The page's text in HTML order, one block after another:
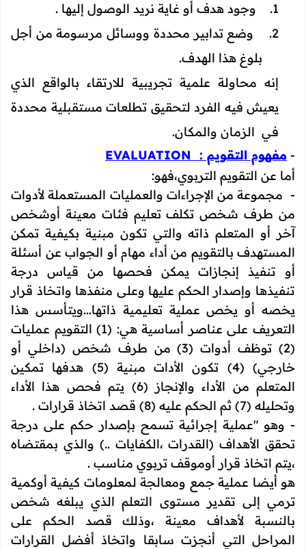
1.
وجود هدف أو غاية نريد الوصول إليها .
2.
وضع تدابير محددة ووسائل مرسومة من أجل
بلوغ هذا الهدف.
إنه محاولة علمية تجريبية للارتقاء بالواقع الذي
يعيش فيه الفرد لتحقيق تطلعات مستقبلية محددة
في الزمان والمكان.
- مفهوم التقويم :
EVALUATION
أما عن التقويم التربوي،فهو:
- مجموعة من الإجراءات والعمليات المستعملة لأدوات
من طرف شخص تكلف تعليم فئات معينة أوشخص
آخر أو المتعلم ذاته والتي تكون مبنية بكيفية تمكن
المستهدف بالتقويم من أداء مهام أو الجواب عن أسئلة
أو تنفيذ إنجازات يمكن فحصها من قياس درجة
تنفيذها وإصدار الحكم عليها وعلى منفذها واتخاذ قرار
يخصه أو يخص عملية تعليمية ذاتها...ويتأسس هذا
التعريف على عناصر أساسية هي: (1) التقويم عمليات
(2) توظف أدوات (3) من طرف شخص (داخلي أو
خارجي) (4) تكون الأدات مبنية (5) هدفها تمكين
المتعلم من الأداء والإنجاز (6) يتم فحص هذا الأداء
وتحليله (7) ثم الحكم عليه (8) قصد اتخاذ قرارات .
- وهو "عملية إجرائية تسمح بإصدار حكم على درجة
تحقق الأهداف (القدرات ،الكفايات ..) والذي بمقتضاه
،يتم اتخاذ قرار أوموقف تربوي مناسب .
هو أيضا عملية جمع ومعالجة لمعلومات كيفية أوكمية
ترمي إلى تقدير مستوى التعلم الذي يبلغه شخص
بالنسبة لأهداف معينة ،وذلك قصد الحكم على
المراحل التي أنجزت سابقا واتخاذ أفضل القرارات